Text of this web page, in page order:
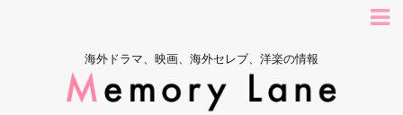
海外ドラマ、映画、海外セレブ、洋楽の情報